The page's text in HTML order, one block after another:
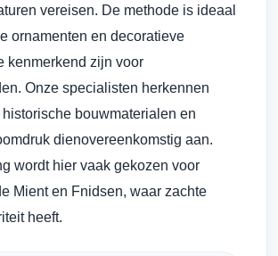
vereisen. De methode is ideaal
ornamenten en decoratieve
kenmerkend zijn voor
Onze specialisten herkennen
bouwmaterialen en
dienovereenkomstig aan.
wordt hier vaak gekozen voor
Mient en Fnidsen, waar zachte
heeft.